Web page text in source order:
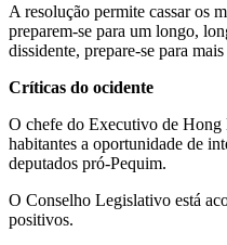
A resolução permite cassar os
preparem-se para um longo,
dissidente, prepare-se para
Críticas do ocidente
O chefe do Executivo de Hong
habitantes a oportunidade de
deputados pró-Pequim.
O Conselho Legislativo está
positivos.